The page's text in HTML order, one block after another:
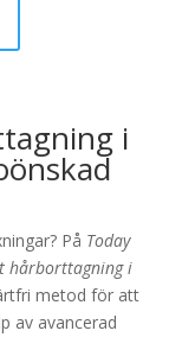
i
På Today
hårborttagning i
metod för att
av avancerad